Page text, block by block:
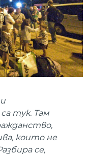
тук. Там
които не
се,